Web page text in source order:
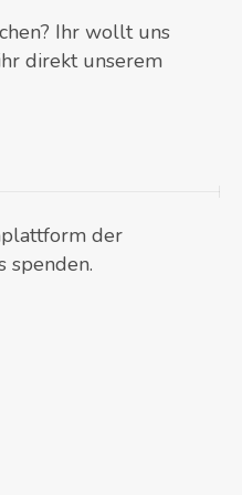
Ihr wollt uns
direkt unserem
der
spenden.